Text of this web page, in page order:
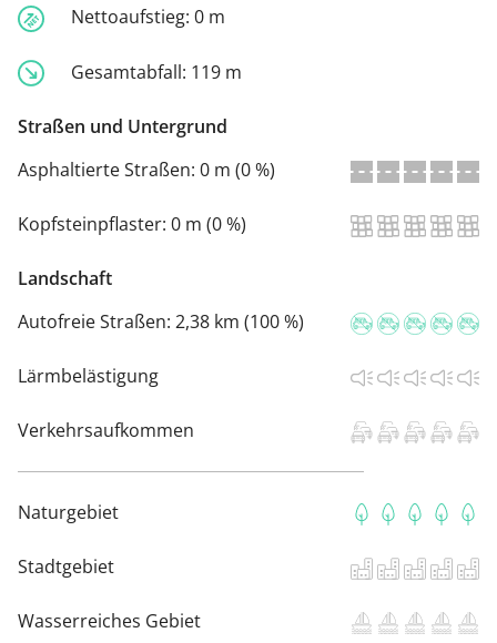
Nettoaufstieg: 0 m
Gesamtabfall: 119 m
Straßen und Untergrund
Asphaltierte Straßen: 0 m (0 %)
Kopfsteinpflaster: 0 m (0 %)
Landschaft
Autofreie Straßen: 2,38 km (100 %)
Lärmbelästigung
Verkehrsaufkommen
Naturgebiet
Stadtgebiet
Wasserreiches Gebiet